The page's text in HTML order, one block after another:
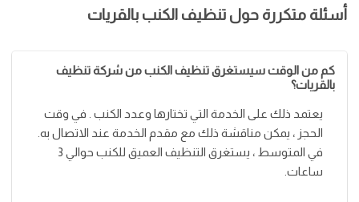
أسئلة متكررة حول تنظيف الكنب بالقريات
كم من الوقت سيستغرق تنظيف الكنب من شركة تنظيف
بالقريات؟
يعتمد ذلك على الخدمة التي تختارها وعدد الكنب . في وقت
الحجز ، يمكن مناقشة ذلك مع مقدم الخدمة عند الاتصال به.
في المتوسط ​​، يستغرق التنظيف العميق للكنب حوالي 3
ساعات.